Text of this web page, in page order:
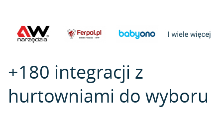
+180 integracji z
hurtowniami do wyboru